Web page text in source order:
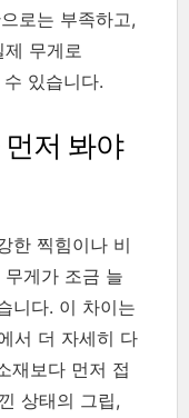
로는 부족하고,
무게로
있습니다.
저 봐야
한 찍힘이나 비
게가 조금 늘
니다. 이 차이는
서 더 자세히 다
재보다 먼저 접
상태의 그립,